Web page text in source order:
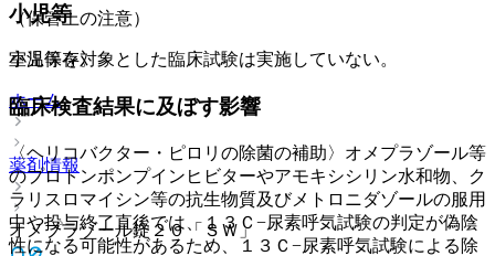
（保管上の注意）
室温保存。
ホーム
薬剤情報
オメプラゾール錠２０「ＳＷ」
小児等
小児等を対象とした臨床試験は実施していない。
臨床検査結果に及ぼす影響
〈ヘリコバクター・ピロリの除菌の補助〉オメプラゾール等
のプロトンポンプインヒビターやアモキシシリン水和物、ク
ラリスロマイシン等の抗生物質及びメトロニダゾールの服用
中や投与終了直後では、１３Ｃ−尿素呼気試験の判定が偽陰
性になる可能性があるため、１３Ｃ−尿素呼気試験による除